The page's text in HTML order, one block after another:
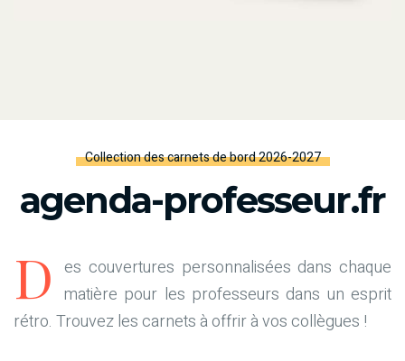
Collection des carnets de bord 2026-2027
agenda-professeur.fr
D es couvertures personnalisées dans chaque
matière pour les professeurs dans un esprit
rétro. Trouvez les carnets à offrir à vos collègues !